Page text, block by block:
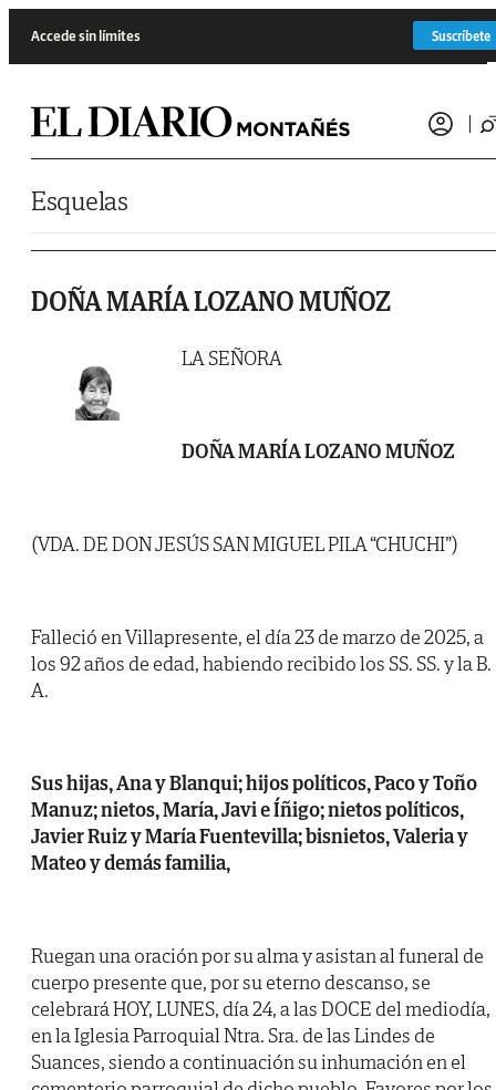
Accede sin límites Suscríbete
Esquelas
DOÑA MARÍA LOZANO MUÑOZ
LA SEÑORA
DOÑA MARÍA LOZANO MUÑOZ
(VDA. DE DON JESÚS SAN MIGUEL PILA “CHUCHI”)
Falleció en Villapresente, el día 23 de marzo de 2025, a
los 92 años de edad, habiendo recibido los SS. SS. y la B.
A.
Sus hijas, Ana y Blanqui; hijos políticos, Paco y Toño
Manuz; nietos, María, Javi e Íñigo; nietos políticos,
Javier Ruiz y María Fuentevilla; bisnietos, Valeria y
Mateo y demás familia,
Ruegan una oración por su alma y asistan al funeral de
cuerpo presente que, por su eterno descanso, se
celebrará HOY, LUNES, día 24, a las DOCE del mediodía,
en la Iglesia Parroquial Ntra. Sra. de las Lindes de
Suances, siendo a continuación su inhumación en el